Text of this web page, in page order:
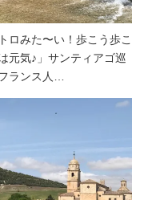
ロみた〜い！歩こう歩こ
元気♪」サンティアゴ巡
ランス人…